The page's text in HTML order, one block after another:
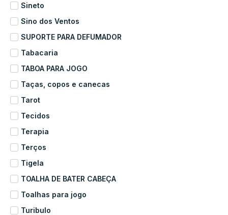
Sineto
Sino dos Ventos
SUPORTE PARA DEFUMADOR
Tabacaria
TABOA PARA JOGO
Taças, copos e canecas
Tarot
Tecidos
Terapia
Terços
Tigela
TOALHA DE BATER CABEÇA
Toalhas para jogo
Turibulo